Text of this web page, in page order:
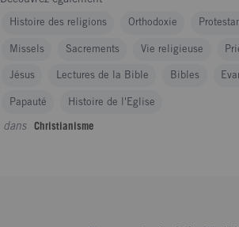
Histoire des religions Orthodoxie
Missels Sacrements Vie religieuse
Jésus Lectures de la Bible Bibles
Papauté Histoire de l'Eglise
dans Christianisme